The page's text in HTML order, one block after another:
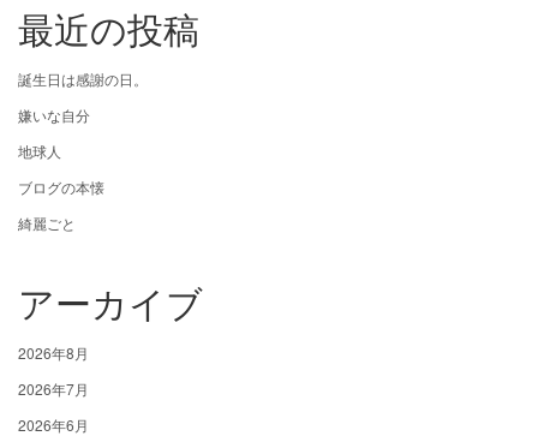
最近の投稿
誕生日は感謝の日。
嫌いな自分
地球人
ブログの本懐
綺麗ごと
アーカイブ
2026年8月
2026年7月
2026年6月